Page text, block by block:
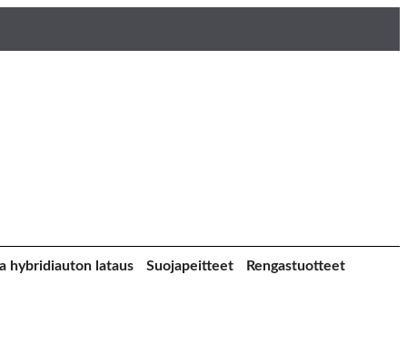
hybridiauton lataus Suojapeitteet Rengastuotteet